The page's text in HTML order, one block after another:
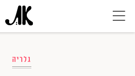
גלריה